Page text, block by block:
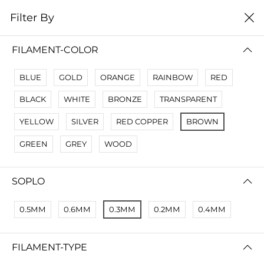
0
No Results
Not Found Filters1
Not Found Filters2
Filter By
FILAMENT-COLOR
BLUE GOLD ORANGE RAINBOW RED
BLACK WHITE BRONZE TRANSPARENT
YELLOW SILVER RED COPPER BROWN
GREEN GREY WOOD
SOPLO
0.5ММ 0.6ММ 0.3ММ 0.2ММ 0.4ММ
FILAMENT-TYPE